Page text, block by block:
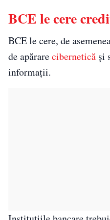
BCE le cere
BCE le cere, de
de apărarecibernetică și
informații.